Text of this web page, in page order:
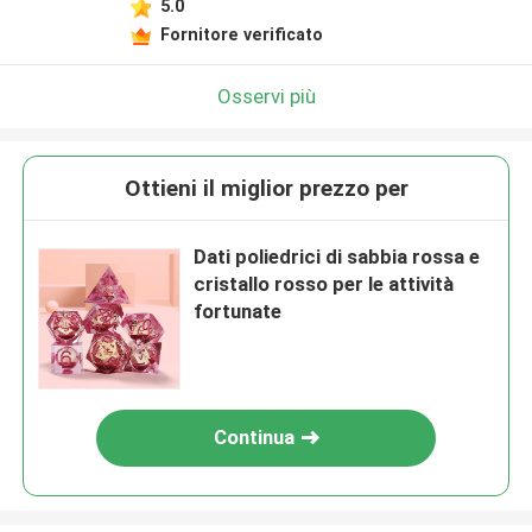
5.0
Fornitore verificato
Osservi più
Ottieni il miglior prezzo per
Dati poliedrici di sabbia rossa e
cristallo rosso per le attività
fortunate
Continua